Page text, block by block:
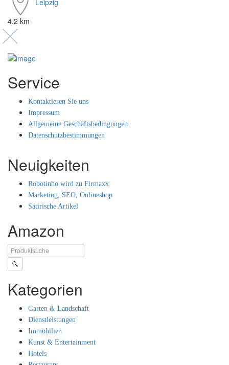
4.2 km
Service
Kontaktieren Sie uns
Impressum
Allgemeine Geschäftsbedingungen
Datenschutzbestimmungen
Neuigkeiten
Robotinho wird zu Firmaxx
Marketing, SEO, Onlineshop
Satirische Artikel
Amazon
🔍
Kategorien
Garten & Landschaft
Dienstleistungen
Immobilien
Kunst & Entertainment
Hotels